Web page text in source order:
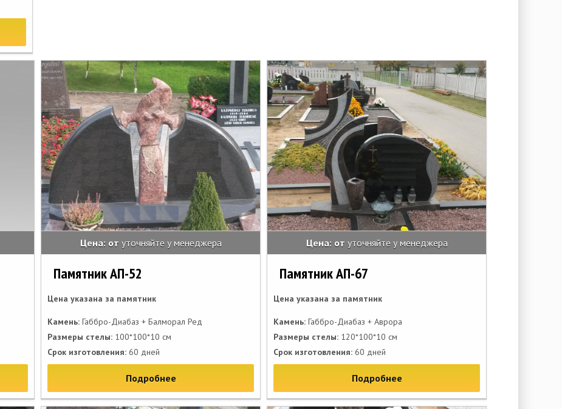
Цена: от уточняйте у менеджера
Памятник АП-52
Цена указана за памятник
Камень: Габбро-Диабаз + Балморал Ред
Размеры стелы: 100*100*10 см
Срок изготовления: 60 дней
Подробнее
Цена: от уточняйте у менеджера
Памятник АП-67
Цена указана за памятник
Камень: Габбро-Диабаз + Аврора
Размеры стелы: 120*100*10 см
Срок изготовления: 60 дней
Подробнее